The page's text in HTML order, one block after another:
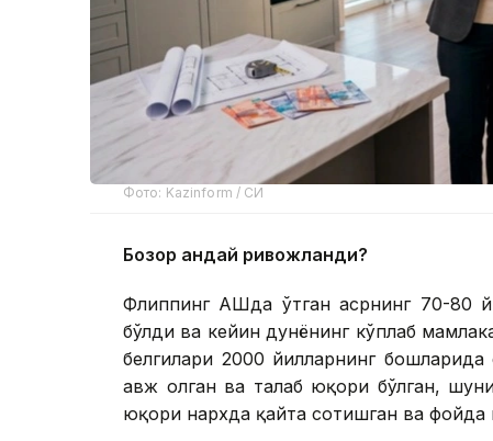
Фото: Kazinform / СИ
Бозор қандай ривожланди?
Флиппинг АҚШда ўтган асрнинг 70-80
бўлди ва кейин дунёнинг кўплаб
белгилари 2000 йилларнинг
авж олган ва талаб юқори бўлган,
юқори нархда қайта сотишган ва фойда